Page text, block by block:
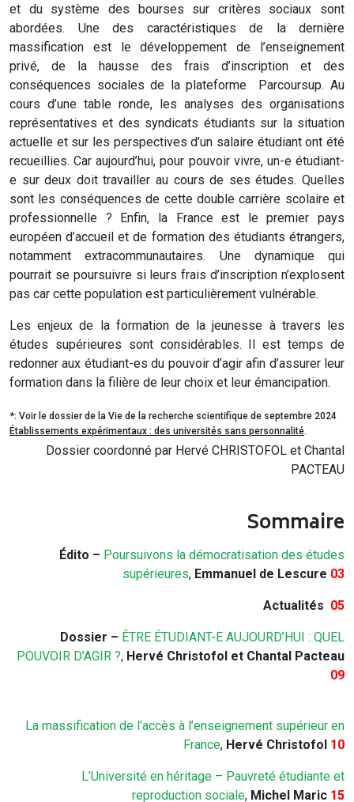
et du système des bourses sur critères sociaux sont
abordées. Une des caractéristiques de la dernière
massification est le développement de l’enseignement
privé, de la hausse des frais d’inscription et des
conséquences sociales de la plateforme ­ Parcoursup. Au
cours d’une table ronde, les analyses des organisations
représentatives et des syndicats étudiants sur la situation
actuelle et sur les perspectives d’un salaire étudiant ont été
recueillies. Car aujourd’hui, pour pouvoir vivre, un-e étudiant-
e sur deux doit travailler au cours de ses études. Quelles
sont les conséquences de cette double carrière scolaire et
professionnelle ? Enfin, la France est le premier pays
européen d’accueil et de formation des étudiants étrangers,
notamment extracommunautaires. Une dynamique qui
pourrait se poursuivre si leurs frais d’inscription n’explosent
pas car cette population est particulièrement vulnérable.
Les enjeux de la formation de la jeunesse à travers les
études supérieures sont considérables. Il est temps de
redonner aux étudiant-es du pouvoir d’agir afin d’assurer leur
formation dans la filière de leur choix et leur émancipation.
*: Voir le dossier de la Vie de la recherche scientifique de septembre 2024
Établissements expérimentaux : des universités sans personnalité.
Dossier coordonné par Hervé CHRISTOFOL et Chantal
PACTEAU
Sommaire
Édito – Poursuivons la démocratisation des études
supérieures, Emmanuel de Lescure 03
Actualités 05
Dossier – ÊTRE ÉTUDIANT-E AUJOURD’HUI : QUEL
POUVOIR D’AGIR ?, Hervé Christofol et Chantal Pacteau
09
La massification de l’accès à l’enseignement supérieur en
France, Hervé Christofol 10
L’Université en héritage – Pauvreté étudiante et
reproduction sociale, Michel Maric 15